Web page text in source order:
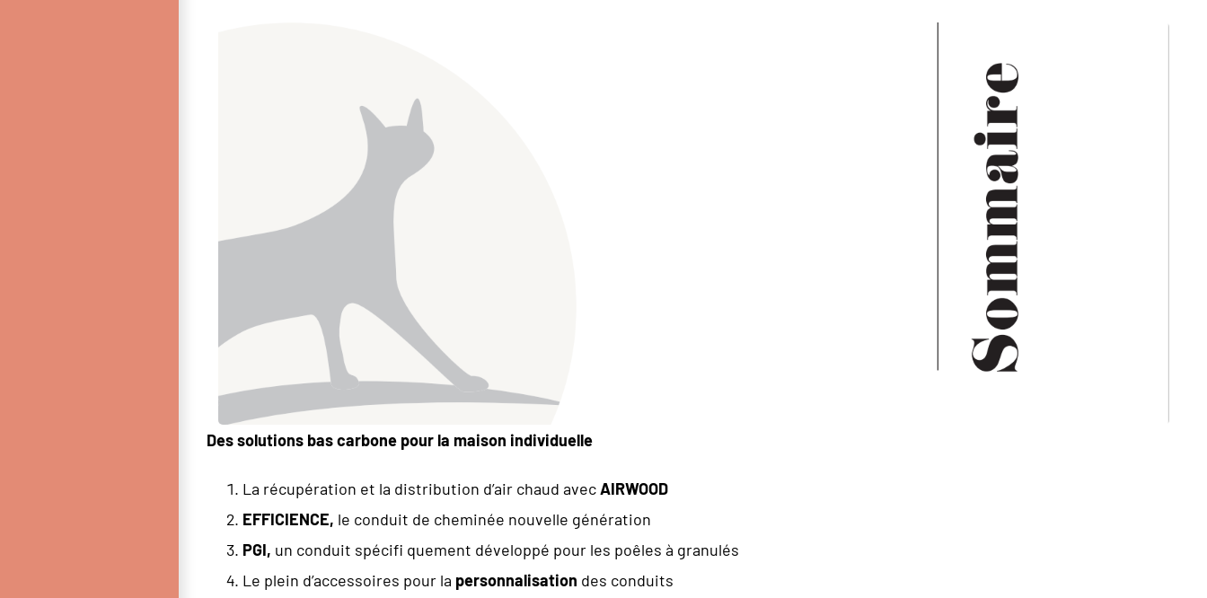
Des solutions bas carbone pour la maison individuelle
La récupération et la distribution d’air chaud avecAIRWOOD
EFFICIENCE, le conduit de cheminée nouvelle génération
PGI, un conduit spécifi quement développé pour les poêles à granulés
Le plein d’accessoires pour la personnalisation des conduits